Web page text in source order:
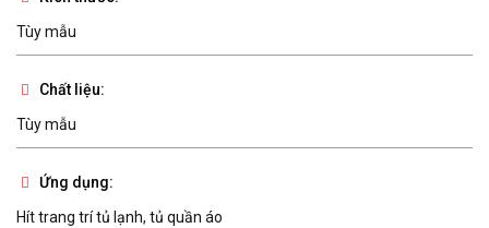
Tùy mẫu
Chất liệu:
Tùy mẫu
Ứng dụng:
Hít trang trí tủ lạnh, tủ quần áo